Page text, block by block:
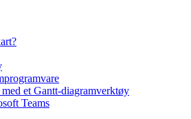
et Gantt-diagramverktøy
Teams